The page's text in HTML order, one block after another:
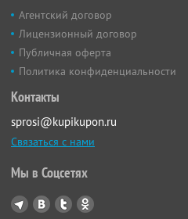
Агентский договор
Лицензионный договор
Публичная оферта
Политика конфиденциальности
Контакты
sprosi@kupikupon.ru
Связаться с нами
Мы в Соцсетях